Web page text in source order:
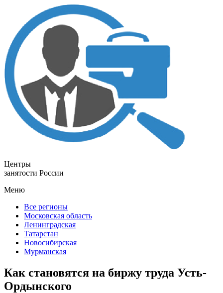
Центры
занятости России
Меню
Все регионы
Московская область
Ленинградская
Татарстан
Новосибирская
Мурманская
Как становятся на биржу труда Усть-
Ордынского